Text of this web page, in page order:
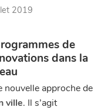
2019
de
dans la
nouvelle approche de
ville. Il s’agit